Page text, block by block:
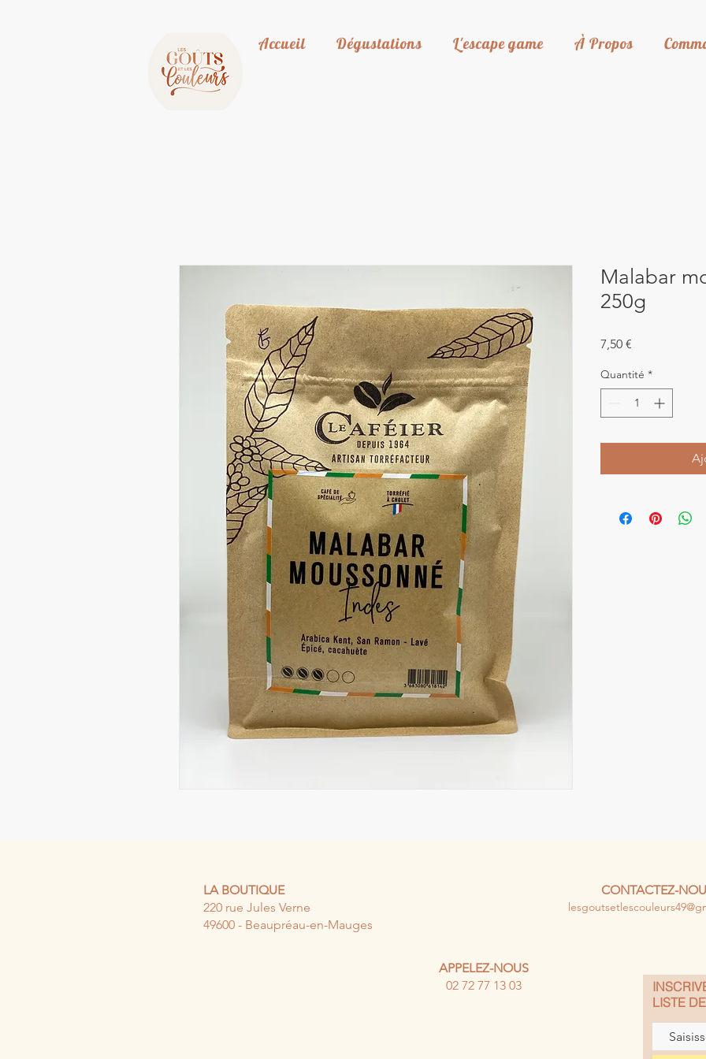
Accueil Dégustations L'escape game À Propos
Malabar
250g
7,50 €
Quantité *
LA BOUTIQUE
220 rue Jules Verne
49600 - Beaupréau-en-Mauges
APPELEZ-NOUS
02 72 77 13 03
CONTACTEZ-
LISTE